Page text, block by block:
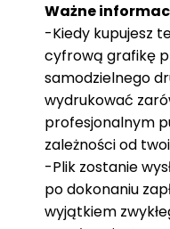
Ważne
-Kiedy kupujesz
cyfrową grafikę
samodzielnego
wydrukować
profesjonalnym
zależności od
-Plik zostanie
po dokonaniu
wyjątkiem